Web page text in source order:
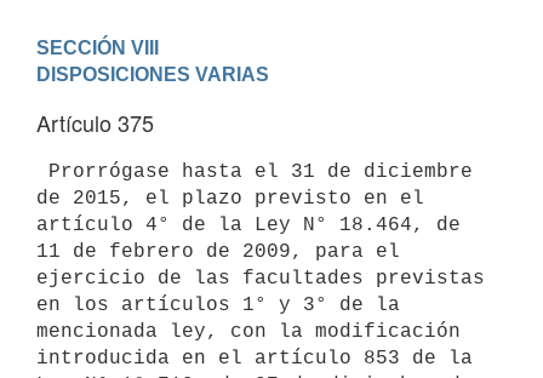
SECCIÓN VIII
DISPOSICIONES VARIAS
Artículo 375
de 2015, el plazo previsto en el
artículo 4° de la Ley N° 18.464, de
11 de febrero de 2009, para el
ejercicio de las facultades previstas
en los artículos 1° y 3° de la
mencionada ley, con la modificación
introducida en el artículo 853 de la